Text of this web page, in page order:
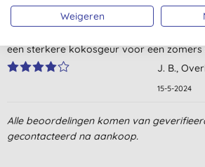
een sterkere kokosgeur voor een zomers
J. B.,
15-5-2024
Alle beoordelingen komen van
gecontacteerd na aankoop.
Weigeren